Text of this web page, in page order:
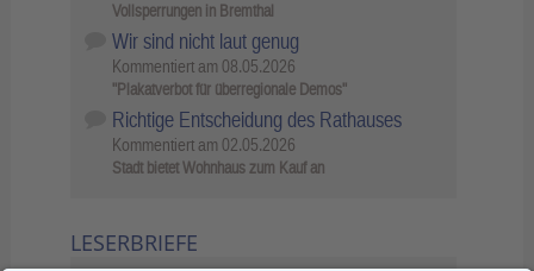
Vollsperrungen in Bremthal
Wir sind nicht laut genug
Kommentiert am 08.05.2026
"Plakatverbot für überregionale Demos"
Richtige Entscheidung des Rathauses
Kommentiert am 02.05.2026
Stadt bietet Wohnhaus zum Kauf an
LESERBRIEFE